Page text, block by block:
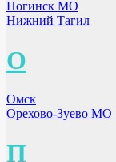
Ногинск МО
Нижний Тагил
О
Омск
Орехово-Зуево МО
П